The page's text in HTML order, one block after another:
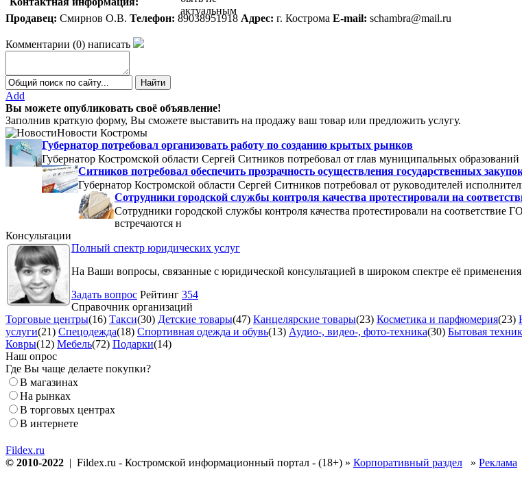
Продавец: Смирнов О.В. Телефон: 89038951918 Адрес: г. Кострома E-mail: schambra@mail.ru
Комментарии (0) написать
Add
Вы можете опубликовать своё объявление!
Заполнив краткую форму, Вы сможете выставить на продажу ваш товар или предложить услугу.
Новости Костромы
Губернатор потребовал организовать работу по созданию крытых рынков
Губернатор Костромской области Сергей Ситников потребовал от глав муниципальных
Ситников потребовал обеспечить прозрачность осуществления государственных
Губернатор Костромской области Сергей Ситников потребовал от руководителей
Сотрудники городской службы контроля качества протестировали на
Сотрудники городской службы контроля качества протестировали на
встречаются н
Консультации
Полный спектр юридических услуг
На Ваши вопросы, связанные с юридической консультацией в широком спектре её
Задать вопрос Рейтинг 354
Справочник организаций
Торговые центры(16) Такси(30) Детские товары(47) Канцелярские товары(23) Косметика и парфюмерия(23)
услуги(21) Спецодежда(18) Спортивная одежда и обувь(13) Аудио-, видео-, фото-техника(30) Бытовая
Ковры(12) Мебель(72) Подарки(14)
Наш опрос
Где Вы чаще делаете покупки?
В магазинах
На рынках
В торговых центрах
В интернете
Fildex.ru
© 2010-2022 | Fildex.ru - Костромской информационный портал - (18+) » Корпоративный раздел » Реклама